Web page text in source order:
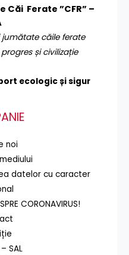
Căi Ferate ”CFR” –
căile ferate
și civilizație
ecologic și sigur
noi
datelor cu caracter
CORONAVIRUS!
SAL